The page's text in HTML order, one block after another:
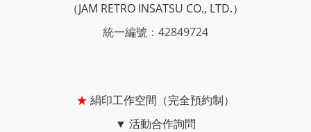
（JAM RETRO INSATSU CO., LTD.）
統一編號：42849724
★ 絹印工作空間（完全預約制）
▼ 活動合作詢問